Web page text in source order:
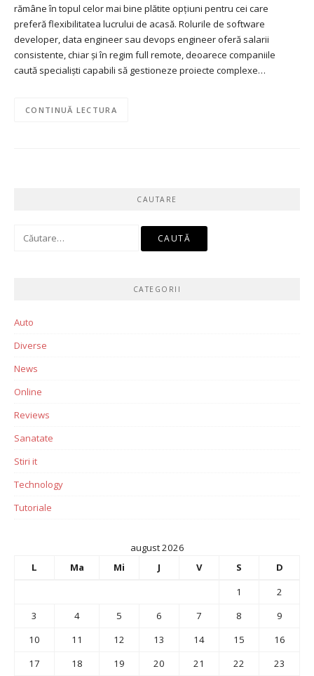
rămâne în topul celor mai bine plătite opțiuni pentru cei care
preferă flexibilitatea lucrului de acasă. Rolurile de software
developer, data engineer sau devops engineer oferă salarii
consistente, chiar și în regim full remote, deoarece companiile
caută specialiști capabili să gestioneze proiecte complexe…
CONTINUĂ LECTURA
CAUTARE
Caută
CATEGORII
Auto
Diverse
News
Online
Reviews
Sanatate
Stiri it
Technology
Tutoriale
august 2026
L
Ma Mi J V S
D
1
2
3
4 5 6 7 8
9
10
11 12 13 14 15
16
17
18 19 20 21 22
23